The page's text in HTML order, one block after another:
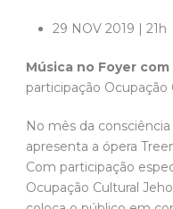
29 NOV 2019 | 21h
Música no Foyer
participação Ocupação
No mês da
apresenta a ópera
Com participação
Ocupação Cultural